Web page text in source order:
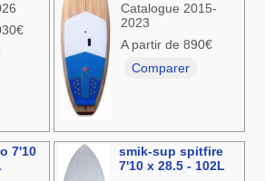
Catalogue 2015-
2023
A partir de 890€
Comparer
7'10
smik-sup spitfire
7'10 x 28.5 - 102L